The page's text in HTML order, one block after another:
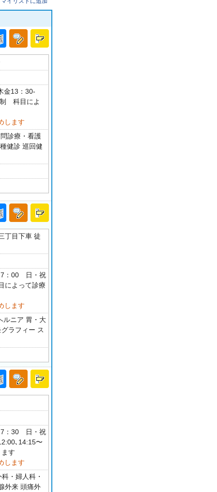
金13：30-
科目によ
します
診療・看護
健診 巡回健
丁目下車 徒
：00 日・祝
よって診療
します
ルニア 胃・大
ラフィー ス
：30 日・祝
､14:15〜
す
します
・婦人科・
外来 頭痛外